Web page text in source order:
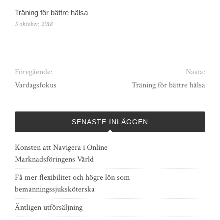
Träning för bättre hälsa
5 oktober, 2018
Föregående:
Vardagsfokus
Nästa:
Träning för bättre hälsa
SENASTE INLÄGGEN
Konsten att Navigera i Online
Marknadsföringens Värld
Få mer flexibilitet och högre lön som
bemanningssjuksköterska
Äntligen utförsäljning